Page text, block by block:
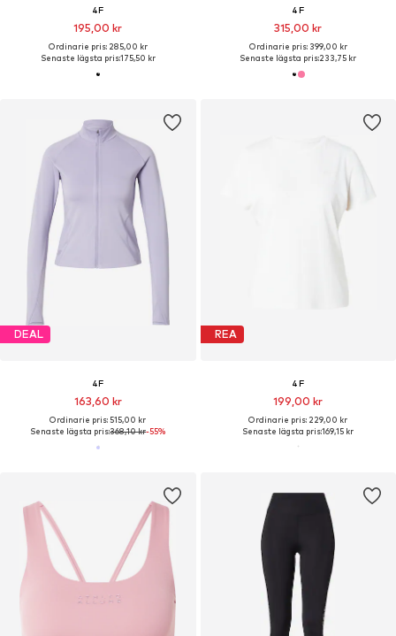
4F
195,00 kr
Ordinarie pris: 285,00 kr
Senaste lägsta pris:175,50 kr
4F
315,00 kr
Ordinarie pris: 399,00 kr
Senaste lägsta pris:233,75 kr
DEAL
4F
163,60 kr
Ordinarie pris: 515,00 kr
Senaste lägsta pris:368,10 kr-55%
REA
4F
199,00 kr
Ordinarie pris: 229,00 kr
Senaste lägsta pris:169,15 kr